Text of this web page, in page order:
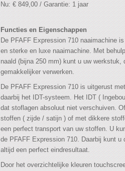
Nu: € 849,00 / Garantie: 1 jaar
Functies en Eigenschappen
De PFAFF Expression 710 naaimachine
en sterke en luxe naaimachine. Met
naald (bijna 250 mm) kunt u uw
gemakkelijker verwerken.
De PFAFF Expression 710 is uitgerust
daarbij het IDT-systeem. Het IDT (
dat stoflagen absoluut niet verschuiven.
stoffen ( zijde / satijn ) of met dikkere
een perfect transport van uw stoffen. U
de PFAFF Expression 710. Daarbij kunt
altijd een perfect eindresultaat.
Door het overzichtelijke kleuren